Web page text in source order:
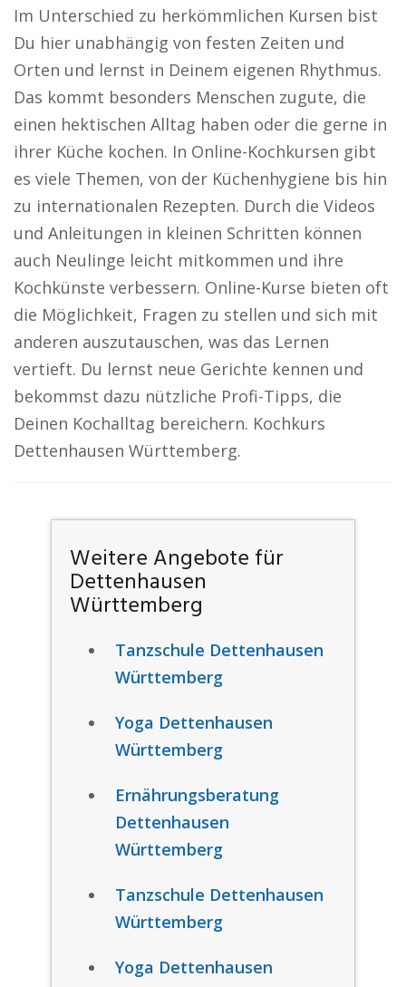
Im Unterschied zu herkömmlichen Kursen bist
Du hier unabhängig von festen Zeiten und
Orten und lernst in Deinem eigenen Rhythmus.
Das kommt besonders Menschen zugute, die
einen hektischen Alltag haben oder die gerne in
ihrer Küche kochen. In Online-Kochkursen gibt
es viele Themen, von der Küchenhygiene bis hin
zu internationalen Rezepten. Durch die Videos
und Anleitungen in kleinen Schritten können
auch Neulinge leicht mitkommen und ihre
Kochkünste verbessern. Online-Kurse bieten oft
die Möglichkeit, Fragen zu stellen und sich mit
anderen auszutauschen, was das Lernen
vertieft. Du lernst neue Gerichte kennen und
bekommst dazu nützliche Profi-Tipps, die
Deinen Kochalltag bereichern. Kochkurs
Dettenhausen Württemberg.
Weitere Angebote für
Dettenhausen
Württemberg
Tanzschule Dettenhausen
Württemberg
Yoga Dettenhausen
Württemberg
Ernährungsberatung
Dettenhausen
Württemberg
Tanzschule Dettenhausen
Württemberg
Yoga Dettenhausen